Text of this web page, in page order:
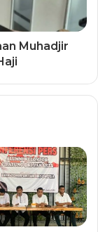
Muhadjir